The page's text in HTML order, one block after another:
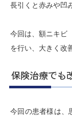
長引くと赤みや凹
今回は、額ニキビ
を行い、大きく改
保険治療でも
今回の患者様は、